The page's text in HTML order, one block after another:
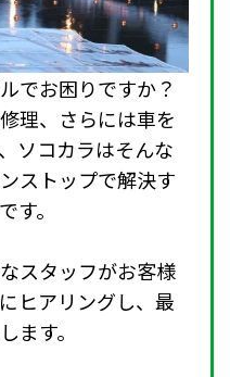
でお困りですか？
理、さらには車を
ソコカラはそんな
ストップで解決す
す。
スタッフがお客様
ヒアリングし、最
ます。